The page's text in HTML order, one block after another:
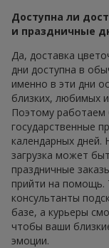
Доступна ли
и праздничные
Да, доставка
дни доступна в
именно в эти дни
близких, любимых
Поэтому
государственные
календарных
загрузка может
праздничные
прийти на помощь.
консультанты
базе, а курьеры
чтобы ваши
эмоции.